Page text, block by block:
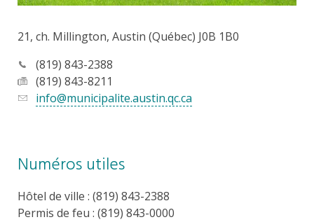
21, ch. Millington, Austin (Québec) J0B 1B0
(819) 843-2388
(819) 843-8211
info@municipalite.austin.qc.ca
Numéros utiles
Hôtel de ville : (819) 843-2388
Permis de feu : (819) 843-0000